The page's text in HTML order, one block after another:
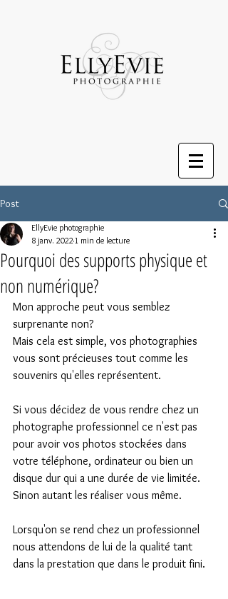
Post
Pourquoi des supports physique et
non numérique?
EllyEvie photographie
8 janv. 20221 min de lecture
Mon approche peut vous semblez
surprenante non?
Mais cela est simple, vos photographies
vous sont précieuses tout comme les
souvenirs qu'elles représentent.
Si vous décidez de vous rendre chez un
photographe professionnel ce n'est pas
pour avoir vos photos stockées dans
votre téléphone, ordinateur ou bien un
disque dur qui a une durée de vie limitée.
Sinon autant les réaliser vous même.
Lorsqu'on se rend chez un professionnel
nous attendons de lui de la qualité tant
dans la prestation que dans le produit fini.